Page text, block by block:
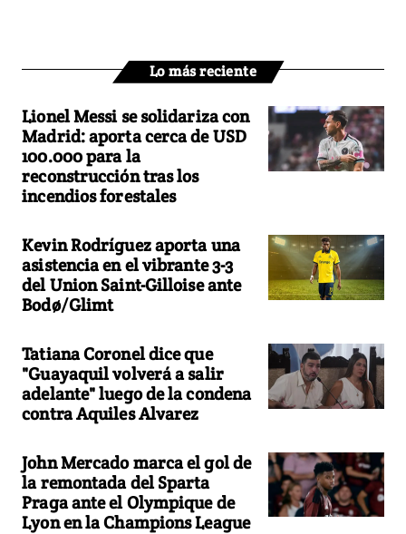
Lo más reciente
Lionel Messi se solidariza con
Madrid: aporta cerca de USD
100.000 para la
reconstrucción tras los
incendios forestales
Kevin Rodríguez aporta una
asistencia en el vibrante 3-3
del Union Saint-Gilloise ante
Bodø/Glimt
Tatiana Coronel dice que
"Guayaquil volverá a salir
adelante" luego de la condena
contra Aquiles Alvarez
John Mercado marca el gol de
la remontada del Sparta
Praga ante el Olympique de
Lyon en la Champions League